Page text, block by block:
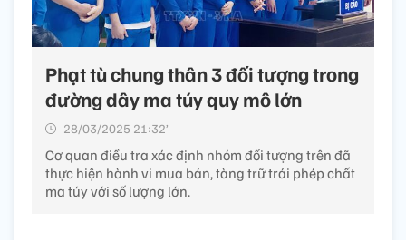
Phạt tù chung thân 3 đối tượng trong
đường dây ma túy quy mô lớn
28/03/2025 21:32’
Cơ quan điều tra xác định nhóm đối tượng trên đã
thực hiện hành vi mua bán, tàng trữ trái phép chất
ma túy với số lượng lớn.